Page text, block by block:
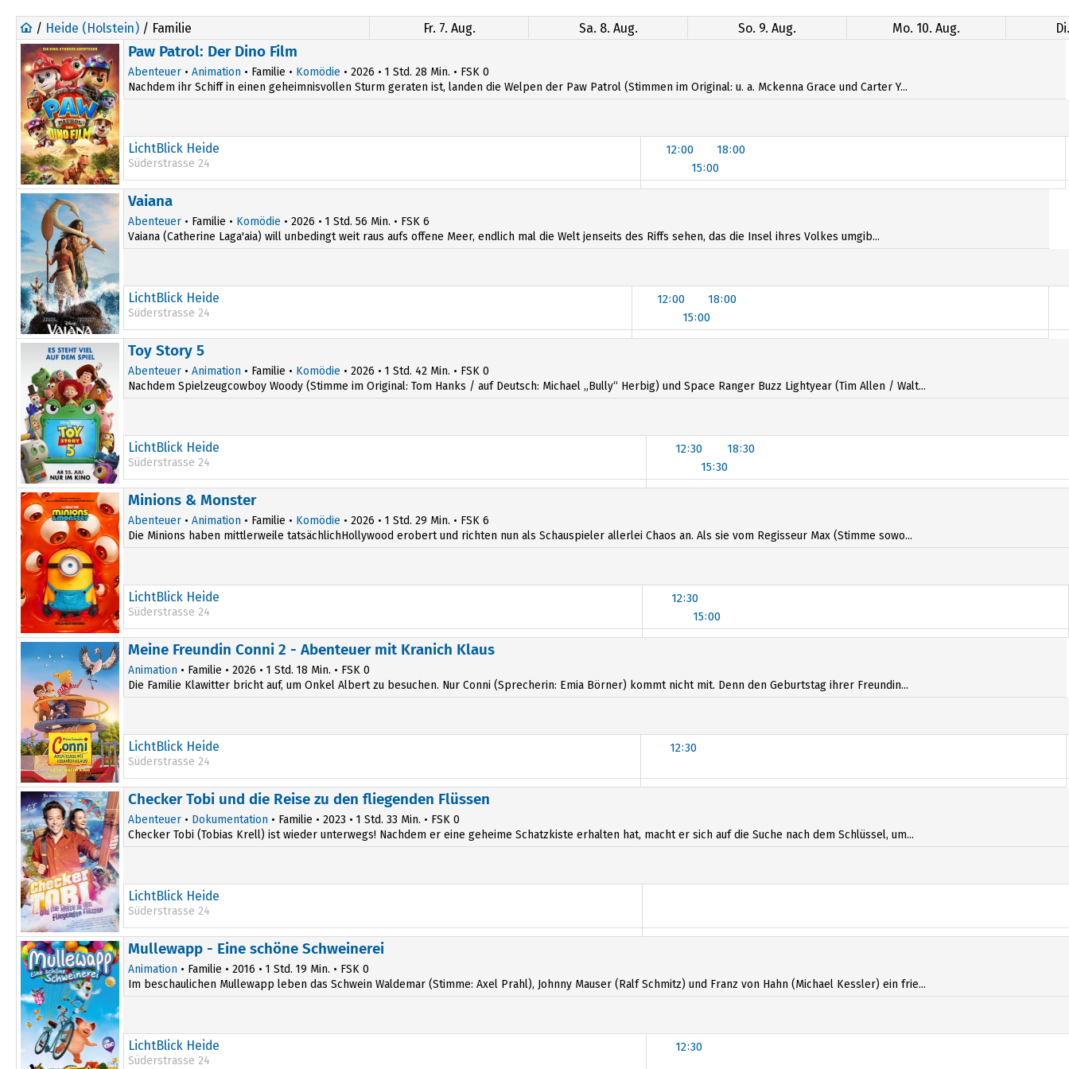
/ Heide (Holstein) / Familie Fr. 7. Aug. Sa. 8. Aug. So. 9. Aug. Mo. 10. Aug.
Paw Patrol: Der Dino Film
Abenteuer • Animation • Familie • Komödie • 2026 • 1 Std. 28 Min. • FSK 0
Nachdem ihr Schiff in einen geheimnisvollen Sturm geraten ist, landen die Welpen der Paw Patrol (Stimmen im Original: u. a. Mckenna Grace und Carter Y...
LichtBlick Heide
Süderstrasse 24
12:00
15:00
18:00
12:00
18:00
12:00
18:00
Vaiana
Abenteuer • Familie • Komödie • 2026 • 1 Std. 56 Min. • FSK 6
Vaiana (Catherine Laga'aia) will unbedingt weit raus aufs offene Meer, endlich mal die Welt jenseits des Riffs sehen, das die Insel ihres Volkes umgib...
LichtBlick Heide
Süderstrasse 24
12:00
15:00
18:00
12:00
15:00
18:00
12:00
18:00
Toy Story 5
Abenteuer • Animation • Familie • Komödie • 2026 • 1 Std. 42 Min. • FSK 0
Nachdem Spielzeugcowboy Woody (Stimme im Original: Tom Hanks / auf Deutsch: Michael „Bully“ Herbig) und Space Ranger Buzz Lightyear (Tim Allen / Walt...
LichtBlick Heide
Süderstrasse 24
12:30
15:30
18:30
12:30
18:30
12:30
18:30
Minions & Monster
Abenteuer • Animation • Familie • Komödie • 2026 • 1 Std. 29 Min. • FSK 6
Die Minions haben mittlerweile tatsächlichHollywood erobert und richten nun als Schauspieler allerlei Chaos an. Als sie vom Regisseur Max (Stimme sowo...
LichtBlick Heide
Süderstrasse 24
12:30
15:00
12:30
12:30
Meine Freundin Conni 2 - Abenteuer mit Kranich Klaus
Animation • Familie • 2026 • 1 Std. 18 Min. • FSK 0
Die Familie Klawitter bricht auf, um Onkel Albert zu besuchen. Nur Conni (Sprecherin: Emia Börner) kommt nicht mit. Denn den Geburtstag ihrer Freundin...
LichtBlick Heide
Süderstrasse 24
12:30
12:30 12:30
Checker Tobi und die Reise zu den fliegenden Flüssen
Abenteuer • Dokumentation • Familie • 2023 • 1 Std. 33 Min. • FSK 0
Checker Tobi (Tobias Krell) ist wieder unterwegs! Nachdem er eine geheime Schatzkiste erhalten hat, macht er sich auf die Suche nach dem Schlüssel, um...
LichtBlick Heide
Süderstrasse 24
Mullewapp - Eine schöne Schweinerei
Animation • Familie • 2016 • 1 Std. 19 Min. • FSK 0
Im beschaulichen Mullewapp leben das Schwein Waldemar (Stimme: Axel Prahl), Johnny Mauser (Ralf Schmitz) und Franz von Hahn (Michael Kessler) ein frie...
LichtBlick Heide
Süderstrasse 24
12:30